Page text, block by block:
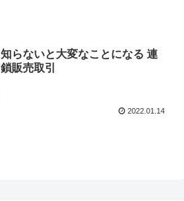
知らないと大変なことになる 連
鎖販売取引
2022.01.14